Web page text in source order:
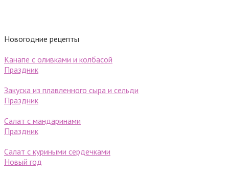
Новогодние рецепты
Канапе с оливками и колбасой
Праздник
Закуска из плавленного сыра и сельди
Праздник
Салат с мандаринами
Праздник
Салат с куриными сердечками
Новый год